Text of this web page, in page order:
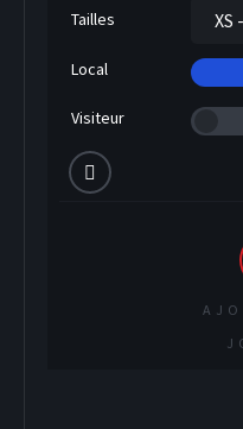
Tailles
Local
Visiteur